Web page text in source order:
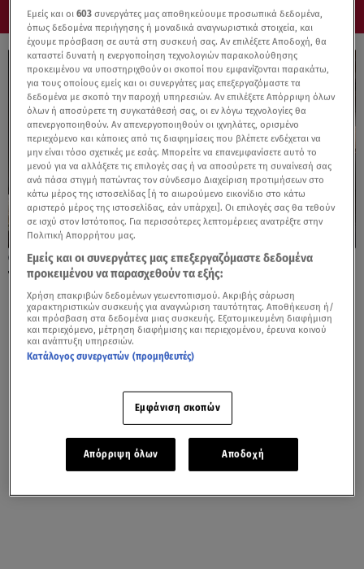
05.11.24, 10:32
Το «Μουσείο της χρονιάς» της Ευρώπης
βρίσκεται στην Ελλάδα!
Εμείς και οι603 συνεργάτες μας αποθηκεύουμε προσωπικά δεδομένα,
όπως δεδομένα περιήγησης ή μοναδικά αναγνωριστικά στοιχεία, και
έχουμε πρόσβαση σε αυτά στη συσκευή σας. Αν επιλέξετε Αποδοχή, θα
καταστεί δυνατή η ενεργοποίηση τεχνολογιών παρακολούθησης
προκειμένου να υποστηριχθούν οι σκοποί που εμφανίζονται παρακάτω,
για τους οποίους εμείς και οι συνεργάτες μας επεξεργαζόμαστε τα
δεδομένα με σκοπό την παροχή υπηρεσιών. Αν επιλέξετε Απόρριψη όλων
όλων ή αποσύρετε τη συγκατάθεσή σας, οι εν λόγω τεχνολογίες θα
απενεργοποιηθούν. Αν απενεργοποιηθούν οι ιχνηλάτες, ορισμένο
περιεχόμενο και κάποιες από τις διαφημίσεις που βλέπετε ενδέχεται να
μην είναι τόσο σχετικές με εσάς. Μπορείτε να επανεμφανίσετε αυτό το
μενού για να αλλάξετε τις επιλογές σας ή να αποσύρετε τη συναίνεσή σας
ανά πάσα στιγμή πατώντας τον σύνδεσμο Διαχείριση προτιμήσεων στο
κάτω μέρος της ιστοσελίδας [ή το αιωρούμενο εικονίδιο στο κάτω
αριστερό μέρος της ιστοσελίδας, εάν υπάρχει]. Οι επιλογές σας θα τεθούν
σε ισχύ στον Ιστότοπος. Για περισσότερες λεπτομέρειες ανατρέξτε στην
Πολιτική Απορρήτου μας.
Εμείς και οι συνεργάτες μας επεξεργαζόμαστε δεδομένα
προκειμένου να παρασχεθούν τα εξής:
Χρήση επακριβών δεδομένων γεωεντοπισμού. Ακριβής σάρωση
χαρακτηριστικών συσκευής για αναγνώριση ταυτότητας. Αποθήκευση ή/
και πρόσβαση στα δεδομένα μιας συσκευής. Εξατομικευμένη διαφήμιση
και περιεχόμενο, μέτρηση διαφήμισης και περιεχομένου, έρευνα κοινού
και ανάπτυξη υπηρεσιών.
Κατάλογος συνεργατών (προμηθευτές)
Εμφάνιση σκοπών
Απόρριψη όλων Αποδοχή